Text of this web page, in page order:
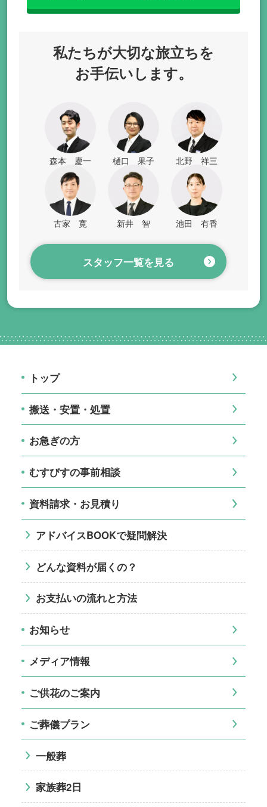
私たちが大切な旅立ちを
お手伝いします。
森本 慶一 樋口 果子 北野 祥三
古家 寛 新井 智 池田 有香
スタッフ一覧を見る
トップ
搬送・安置・処置
お急ぎの方
むすびすの事前相談
資料請求・お見積り
アドバイスBOOKで疑問解決
どんな資料が届くの？
お支払いの流れと方法
お知らせ
メディア情報
ご供花のご案内
ご葬儀プラン
一般葬
家族葬2日